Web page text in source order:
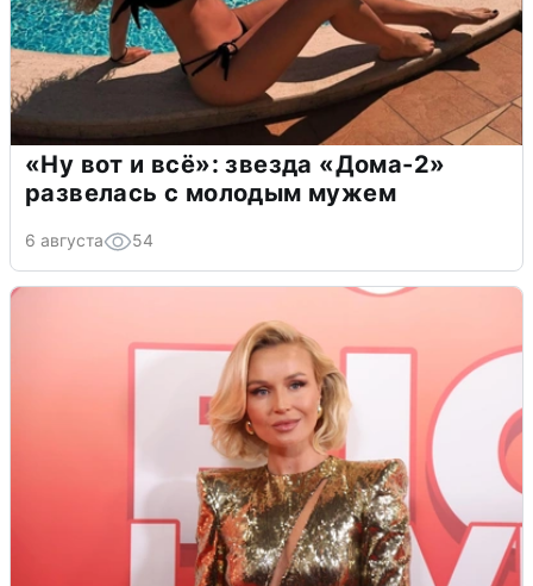
«Ну вот и всё»: звезда «Дома-2»
развелась с молодым мужем
6 августа 54